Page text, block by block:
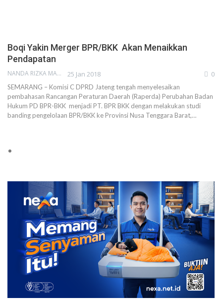
Boqi Yakin Merger BPR/BKK Akan Menaikkan
Pendapatan
NANDA RIZKA MAHENDRA 25 Jan 2018 0
SEMARANG – Komisi C DPRD Jateng tengah menyelesaikan
pembahasan Rancangan Peraturan Daerah (Raperda) Perubahan Badan
Hukum PD BPR-BKK menjadi PT. BPR BKK dengan melakukan studi
banding pengelolaan BPR/BKK ke Provinsi Nusa Tenggara Barat,…